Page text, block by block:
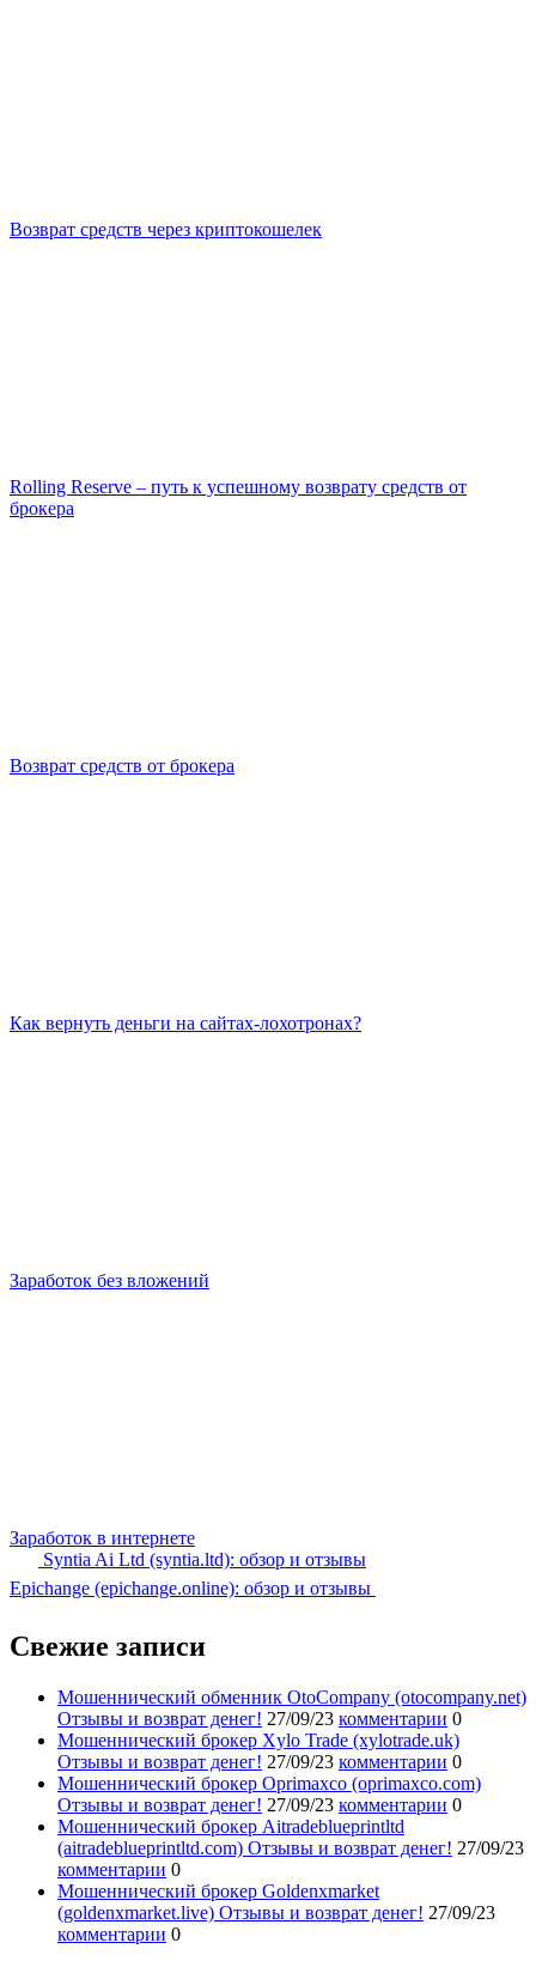
Возврат средств через криптокошелек
Rolling Reserve – путь к успешному возврату средств от
брокера
Возврат средств от брокера
Как вернуть деньги на сайтах-лохотронах?
Заработок без вложений
Заработок в интернете
Syntia Ai Ltd (syntia.ltd): обзор и отзывы
Epichange (epichange.online): обзор и отзывы
Свежие записи
Мошеннический обменник OtoCompany (otocompany.net)
Отзывы и возврат денег! 27/09/23 комментарии 0
Мошеннический брокер Xylo Trade (xylotrade.uk)
Отзывы и возврат денег! 27/09/23 комментарии 0
Мошеннический брокер Oprimaxco (oprimaxco.com)
Отзывы и возврат денег! 27/09/23 комментарии 0
Мошеннический брокер Aitradeblueprintltd
(aitradeblueprintltd.com) Отзывы и возврат денег! 27/09/23
комментарии 0
Мошеннический брокер Goldenxmarket
(goldenxmarket.live) Отзывы и возврат денег! 27/09/23
комментарии 0